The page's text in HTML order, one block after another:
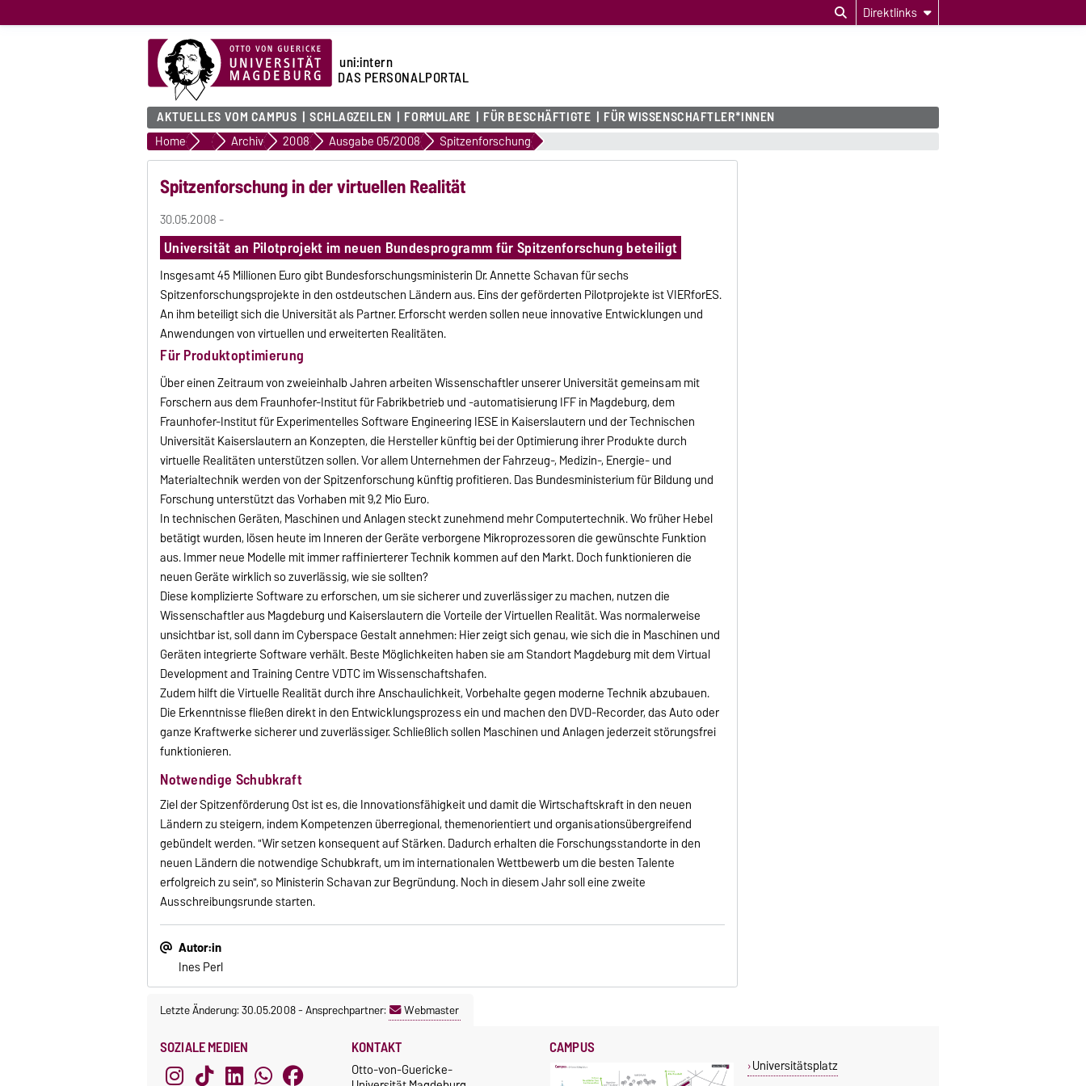
Direktlinks
uni:intern
DAS PERSONALPORTAL
AKTUELLES VOM CAMPUS SCHLAGZEILEN FORMULARE FÜR BESCHÄFTIGTE FÜR WISSENSCHAFTLER*INNEN
Home uni:report
Archiv 2008 Ausgabe 05/2008 Spitzenforschung
Spitzenforschung in der virtuellen Realität
30.05.2008 -
Universität an Pilotprojekt im neuen Bundesprogramm für Spitzenforschung beteiligt
Insgesamt 45 Millionen Euro gibt Bundesforschungsministerin Dr. Annette Schavan für sechs
Spitzenforschungsprojekte in den ostdeutschen Ländern aus. Eins der geförderten Pilotprojekte ist VIERforES.
An ihm beteiligt sich die Universität als Partner. Erforscht werden sollen neue innovative Entwicklungen und
Anwendungen von virtuellen und erweiterten Realitäten.
Für Produktoptimierung
Über einen Zeitraum von zweieinhalb Jahren arbeiten Wissenschaftler unserer Universität gemeinsam mit
Forschern aus dem Fraunhofer-Institut für Fabrikbetrieb und -automatisierung IFF in Magdeburg, dem
Fraunhofer-Institut für Experimentelles Software Engineering IESE in Kaiserslautern und der Technischen
Universität Kaiserslautern an Konzepten, die Hersteller künftig bei der Optimierung ihrer Produkte durch
virtuelle Realitäten unterstützen sollen. Vor allem Unternehmen der Fahrzeug-, Medizin-, Energie- und
Materialtechnik werden von der Spitzenforschung künftig profitieren. Das Bundesministerium für Bildung und
Forschung unterstützt das Vorhaben mit 9,2 Mio Euro.
In technischen Geräten, Maschinen und Anlagen steckt zunehmend mehr Computertechnik. Wo früher Hebel
betätigt wurden, lösen heute im Inneren der Geräte verborgene Mikroprozessoren die gewünschte Funktion
aus. Immer neue Modelle mit immer raffinierterer Technik kommen auf den Markt. Doch funktionieren die
neuen Geräte wirklich so zuverlässig, wie sie sollten?
Diese komplizierte Software zu erforschen, um sie sicherer und zuverlässiger zu machen, nutzen die
Wissenschaftler aus Magdeburg und Kaiserslautern die Vorteile der Virtuellen Realität. Was normalerweise
unsichtbar ist, soll dann im Cyberspace Gestalt annehmen: Hier zeigt sich genau, wie sich die in Maschinen und
Geräten integrierte Software verhält. Beste Möglichkeiten haben sie am Standort Magdeburg mit dem Virtual
Development and Training Centre VDTC im Wissenschaftshafen.
Zudem hilft die Virtuelle Realität durch ihre Anschaulichkeit, Vorbehalte gegen moderne Technik abzubauen.
Die Erkenntnisse fließen direkt in den Entwicklungsprozess ein und machen den DVD-Recorder, das Auto oder
ganze Kraftwerke sicherer und zuverlässiger. Schließlich sollen Maschinen und Anlagen jederzeit störungsfrei
funktionieren.
Notwendige Schubkraft
Ziel der Spitzenförderung Ost ist es, die Innovationsfähigkeit und damit die Wirtschaftskraft in den neuen
Ländern zu steigern, indem Kompetenzen überregional, themenorientiert und organisationsübergreifend
gebündelt werden. "Wir setzen konsequent auf Stärken. Dadurch erhalten die Forschungsstandorte in den
neuen Ländern die notwendige Schubkraft, um im internationalen Wettbewerb um die besten Talente
erfolgreich zu sein", so Ministerin Schavan zur Begründung. Noch in diesem Jahr soll eine zweite
Ausschreibungsrunde starten.
Autor:in
Ines Perl
Letzte Änderung: 30.05.2008-Ansprechpartner: Webmaster
SOZIALE MEDIEN KONTAKT
Otto-von-Guericke-
CAMPUS
Universitätsplatz